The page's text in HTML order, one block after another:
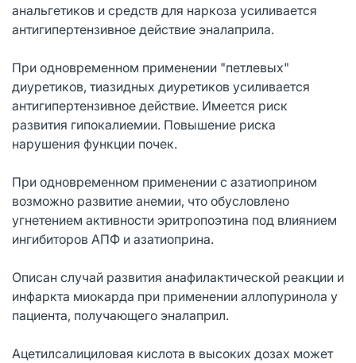
анальгетиков и средств для наркоза усиливается
антигипертензивное действие эналаприла.
При одновременном применении "петлевых"
диуретиков, тиазидных диуретиков усиливается
антигипертензивное действие. Имеется риск
развития гипокалиемии. Повышение риска
нарушения функции почек.
При одновременном применении с азатиоприном
возможно развитие анемии, что обусловлено
угнетением активности эритропоэтина под влиянием
ингибиторов АПФ и азатиоприна.
Описан случай развития анафилактической реакции и
инфаркта миокарда при применении аллопуринола у
пациента, получающего эналаприл.
Ацетилсалициловая кислота в высоких дозах может